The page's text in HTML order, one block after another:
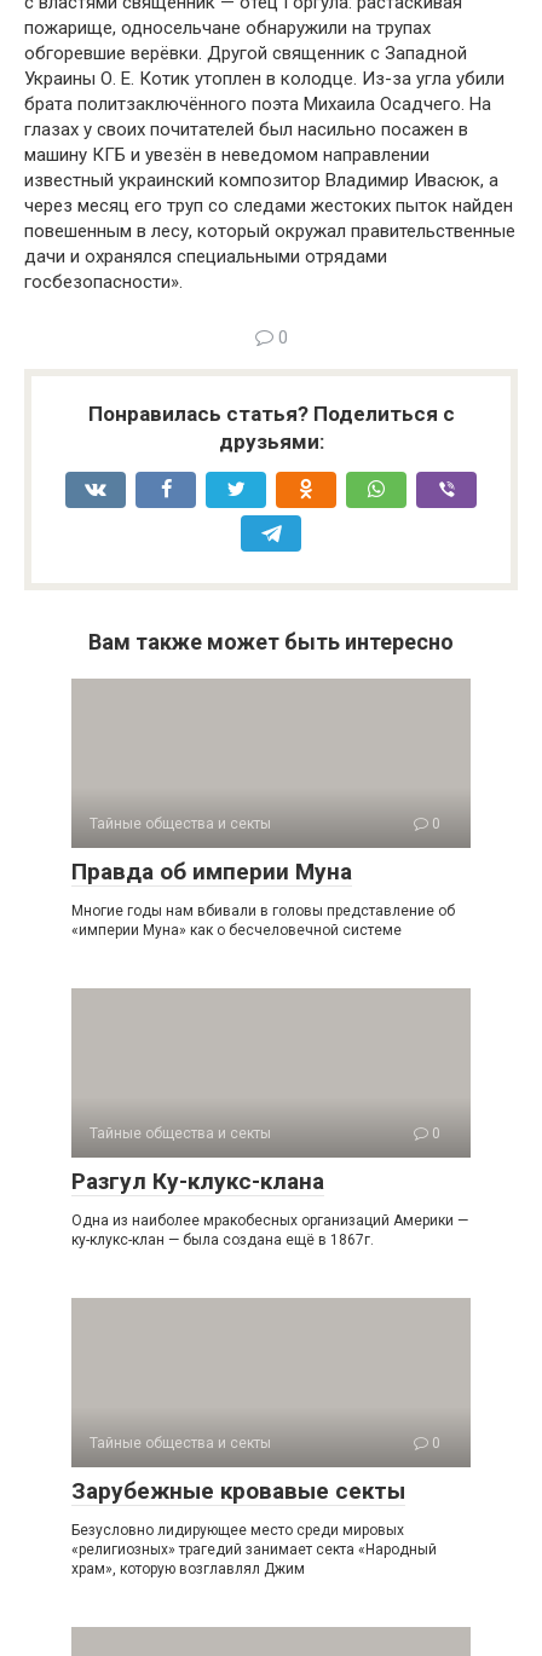
пожарище, односельчане обнаружили на трупах
обгоревшие верёвки. Другой священник с Западной
Украины О. Е. Котик утоплен в колодце. Из-за угла убили
брата политзаключённого поэта Михаила Осадчего. На
глазах у своих почитателей был насильно посажен в
машину КГБ и увезён в неведомом направлении
известный украинский композитор Владимир Ивасюк, а
через месяц его труп со следами жестоких пыток найден
повешенным в лесу, который окружал правительственные
дачи и охранялся специальными отрядами
госбезопасности».
0
Понравилась статья? Поделиться с
друзьями:
Вам также может быть интересно
Тайные общества и секты 0
Правда об империи Муна
Многие годы нам вбивали в головы представление об
«империи Муна» как о бесчеловечной системе
Тайные общества и секты 0
Разгул Ку-клукс-клана
Одна из наиболее мракобесных организаций Америки —
ку-клукс-клан — была создана ещё в 1867г.
Тайные общества и секты 0
Зарубежные кровавые секты
Безусловно лидирующее место среди мировых
«религиозных» трагедий занимает секта «Народный
храм», которую возглавлял Джим